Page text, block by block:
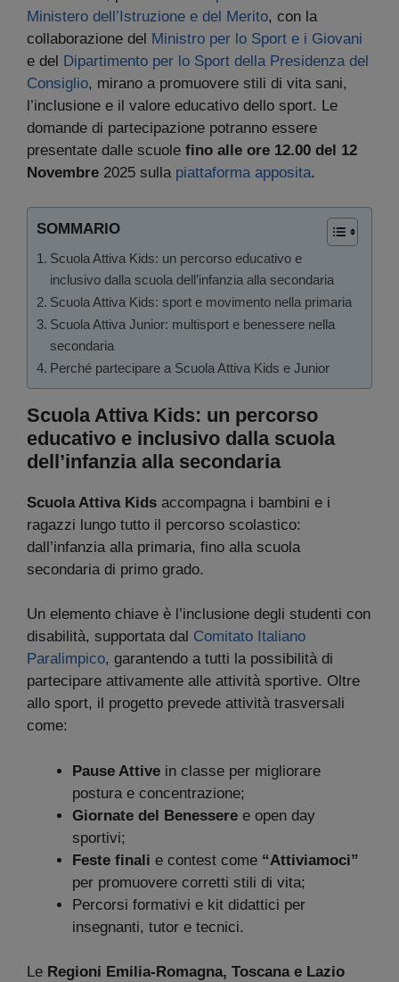
Ministero dell’Istruzione e del Merito, con la
collaborazione del
Ministro per lo Sport e i Giovani
e del
Dipartimento per lo Sport della Presidenza del
Consiglio, mirano a promuovere stili di vita sani,
l’inclusione e il valore educativo dello sport. Le
domande di partecipazione potranno essere
presentate dalle scuole fino alle ore 12.00 del 12
Novembre 2025 sulla piattaforma apposita.
SOMMARIO
Scuola Attiva Kids: un percorso educativo e
inclusivo dalla scuola dell’infanzia alla secondaria
Scuola Attiva Kids: sport e movimento nella primaria
Scuola Attiva Junior: multisport e benessere nella
secondaria
Perché partecipare a Scuola Attiva Kids e Junior
Scuola Attiva Kids: un percorso
educativo e inclusivo dalla scuola
dell’infanzia alla secondaria
Scuola Attiva Kids accompagna i bambini e i
ragazzi lungo tutto il percorso scolastico:
dall’infanzia alla primaria, fino alla scuola
secondaria di primo grado.
Un elemento chiave è l’inclusione degli studenti con
disabilità, supportata dal Comitato Italiano
Paralimpico, garantendo a tutti la possibilità di
partecipare attivamente alle attività sportive. Oltre
allo sport, il progetto prevede attività trasversali
come:
Pause Attive in classe per migliorare
postura e concentrazione;
Giornate del Benessere e open day
sportivi;
Feste finali e contest come “Attiviamoci”
per promuovere corretti stili di vita;
Percorsi formativi e kit didattici per
insegnanti, tutor e tecnici.
Le Regioni Emilia-Romagna, Toscana e Lazio